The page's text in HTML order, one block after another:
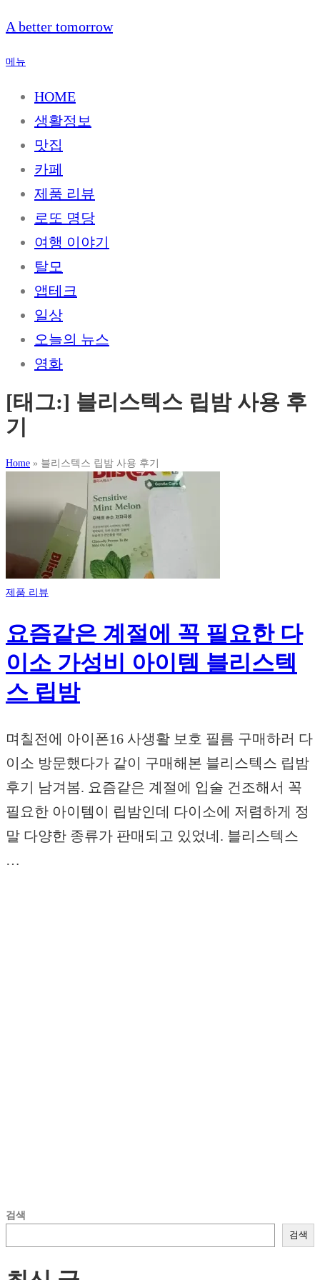
내
으
A better tomorrow
메뉴
HOME
생활정보
맛집
카페
제품 리뷰
로또 명당
여행 이야기
탈모
앱테크
일상
오늘의 뉴스
영화
[태그:] 블리스텍스 립밤 사용 후
기
Home » 블리스텍스 립밤 사용 후기
제품 리뷰
요즘같은 계절에 꼭 필요한 다
이소 가성비 아이템 블리스텍
스 립밤
며칠전에 아이폰16 사생활 보호 필름 구매하러 다
이소 방문했다가 같이 구매해본 블리스텍스 립밤
후기 남겨봄. 요즘같은 계절에 입술 건조해서 꼭
필요한 아이템이 립밤인데 다이소에 저렴하게 정
말 다양한 종류가 판매되고 있었네. 블리스텍스
…
검색
검색